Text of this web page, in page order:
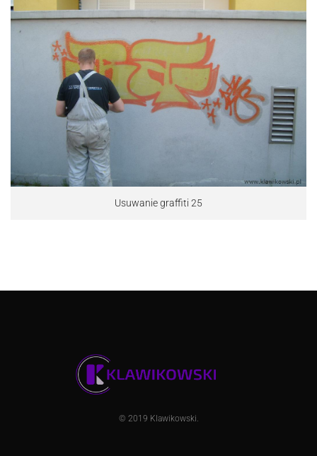
Usuwanie graffiti 25
© 2019 Klawikowski.